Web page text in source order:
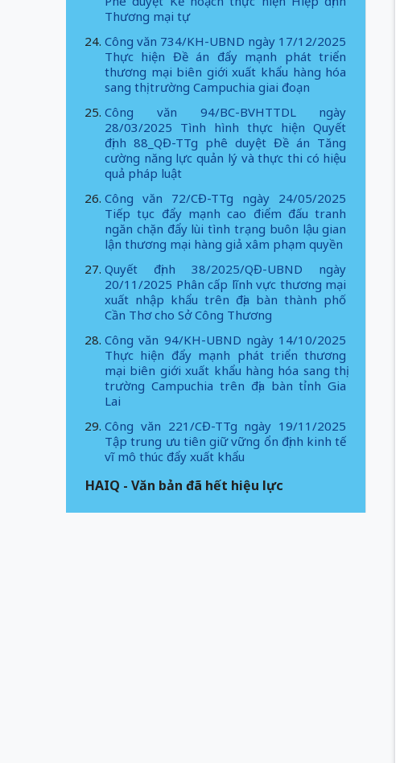
Thương mại tự
Công văn 734/KH-UBND ngày 17/12/2025
Thực hiện Đề án đẩy mạnh phát triển
thương mại biên giới xuất khẩu hàng hóa
sang thị trường Campuchia giai đoạn
Công văn 94/BC-BVHTTDL ngày
28/03/2025 Tình hình thực hiện Quyết
định 88_QĐ-TTg phê duyệt Đề án Tăng
cường năng lực quản lý và thực thi có hiệu
quả pháp luật
Công văn 72/CĐ-TTg ngày 24/05/2025
Tiếp tục đẩy mạnh cao điểm đấu tranh
ngăn chặn đẩy lùi tình trạng buôn lậu gian
lận thương mại hàng giả xâm phạm quyền
Quyết định 38/2025/QĐ-UBND ngày
20/11/2025 Phân cấp lĩnh vực thương mại
xuất nhập khẩu trên địa bàn thành phố
Cần Thơ cho Sở Công Thương
Công văn 94/KH-UBND ngày 14/10/2025
Thực hiện đẩy mạnh phát triển thương
mại biên giới xuất khẩu hàng hóa sang thị
trường Campuchia trên địa bàn tỉnh Gia
Lai
Công văn 221/CĐ-TTg ngày 19/11/2025
Tập trung ưu tiên giữ vững ổn định kinh tế
vĩ mô thúc đẩy xuất khẩu
HAIQ - Văn bản đã hết hiệu lực